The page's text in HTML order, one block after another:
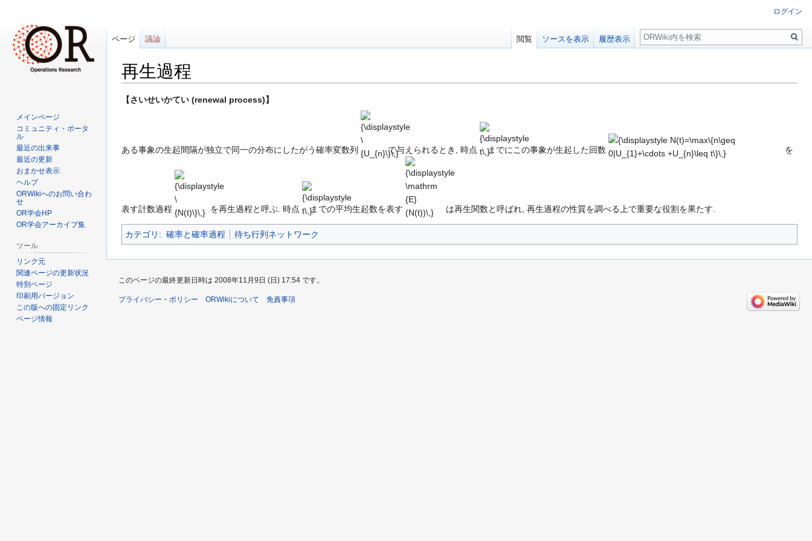
再生過程
ナ
シ
移
検
動
【さいせいかてい (renewal process)】
ある事象の生起間隔が独立で同一の分布にしたがう確率変数列
{\displaystyle
\{U_{n}\}\,}
で与えられるとき, 時点
t\,}
までにこの事象が生起した回数
{n\geq
0|U_{1}+\cdots
を
表す計数過程
\{N(t)\}\,}
を再生過程と呼ぶ. 時点 までの平均生起数を表す
{\displaystyle
\mathrm {E}
(N(t))\,}
は再生関数と呼ばれ, 再生過程の性質を調べる上で重要な役割を果たす.
カテゴリ : 確率と確率過程 待ち行列ネットワーク
ログイン
ページ 議論 閲覧 ソースを表示 履歴表示
検
索
メインページ
コミュニティ・ポータ
ル
最近の出来事
最近の更新
おまかせ表示
ヘルプ
ORWikiへのお問い合わ
せ
OR学会HP
OR学会アーカイブ集
ツール
リンク元
関連ページの更新状況
特別ページ
印刷用バージョン
この版への固定リンク
ページ情報
このページの最終更新日時は 2008年11月9日 (日) 17:54 です。
プライバシー・ポリシー ORWikiについて 免責事項